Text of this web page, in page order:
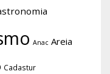
Anac Areia
Cadastur